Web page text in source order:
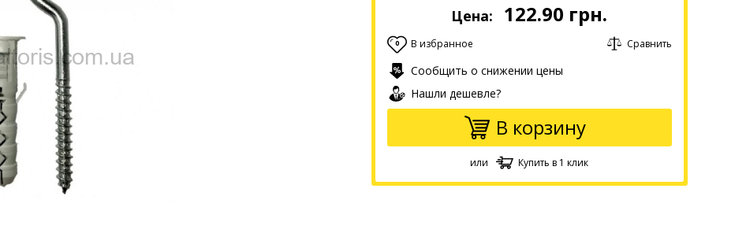
Цена: 122.90 грн.
0 В избранное Сравнить
Сообщить о снижении цены
Нашли дешевле?
В корзину
или Купить в 1 клик